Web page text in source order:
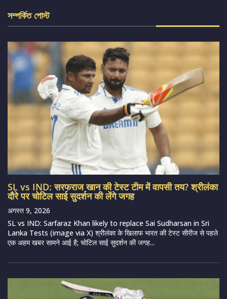
সম্পর্কিত পোস্ট
SL vs IND: सरफराज खान की टेस्ट टीम में वापसी तय? श्रीलंका
दौरे पर चोटिल साई सुदर्शन की लेंगे जगह
अगस्त 9, 2026
SL vs IND: Sarfaraz Khan likely to replace Sai Sudharsan in Sri
Lanka Tests (image via X) श्रीलंका के खिलाफ भारत की टेस्ट सीरीज से पहले
एक अहम खबर सामने आई है; चोटिल साई सुदर्शन की जगह...